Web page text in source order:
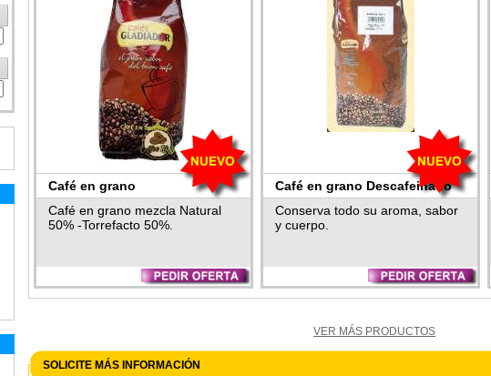
Café en grano
Café en grano mezcla Natural
50% -Torrefacto 50%.
Café en grano Descafeinado
Colombia Excelso
Conserva todo su aroma, sabor
y cuerpo.
VER MÁS PRODUCTOS
SOLICITE MÁS INFORMACIÓN